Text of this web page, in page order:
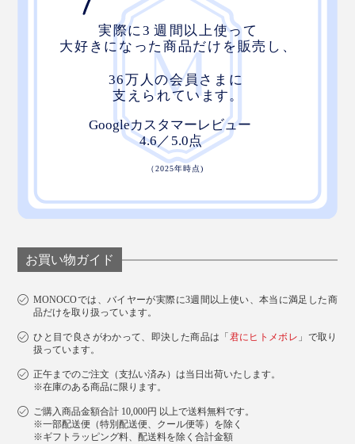
お買い物ガイド
MONOCOでは、バイヤーが実際に3週間以上使い、本当に満足した商
品だけを取り扱っています。
ひと目で良さがわかって、即決した商品は「 君にヒトメボレ 」で取り
扱っています。
正午までのご注文（支払い済み）は当日出荷いたします。
※在庫のある商品に限ります。
ご購入商品金額合計 10,000円 以上で送料無料です。
※一部配送便（特別配送便、クール便等）を除く
※ギフトラッピング料、配送料を除く合計金額